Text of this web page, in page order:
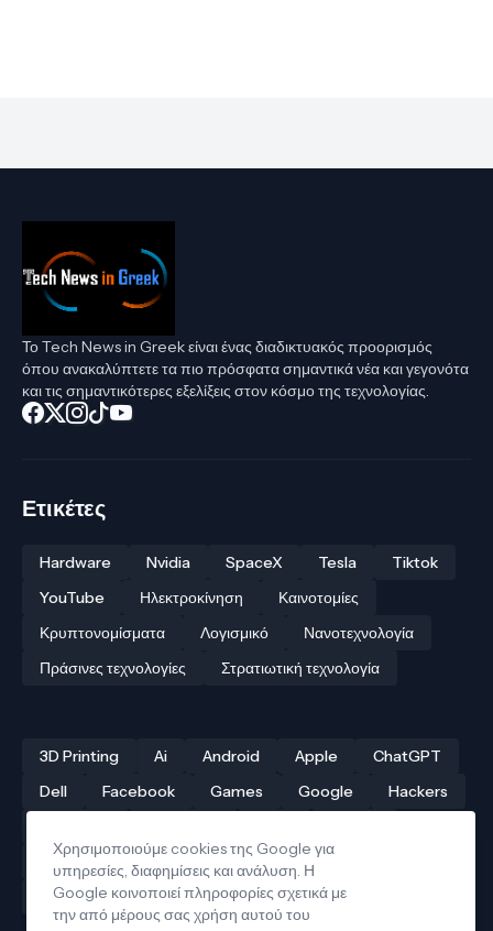
Το Tech News in Greek είναι ένας διαδικτυακός προορισμός
όπου ανακαλύπτετε τα πιο πρόσφατα σημαντικά νέα και γεγονότα
και τις σημαντικότερες εξελίξεις στον κόσμο της τεχνολογίας.
Ετικέτες
Hardware Nvidia SpaceX Tesla
Tiktok
YouTube
Ηλεκτροκίνηση
Καινοτομίες
Κρυπτονομίσματα
Λογισμικό
Νανοτεχνολογία
Πράσινες τεχνολογίες
Στρατιωτική τεχνολογία
3D Printing Ai Android Apple
ChatGPT
Dell
Facebook Games Google
Hackers
Αρχαίες τεχνολογίες
Δρόνοι
Ελληνική τεχνολογία
Ηλεκτροκίνηση
Κβαντικοί υπολογιστές
Χρησιμοποιούμε cookies της Google για
υπηρεσίες, διαφημίσεις και ανάλυση. Η
Google κοινοποιεί πληροφορίες σχετικά με
την από μέρους σας χρήση αυτού του